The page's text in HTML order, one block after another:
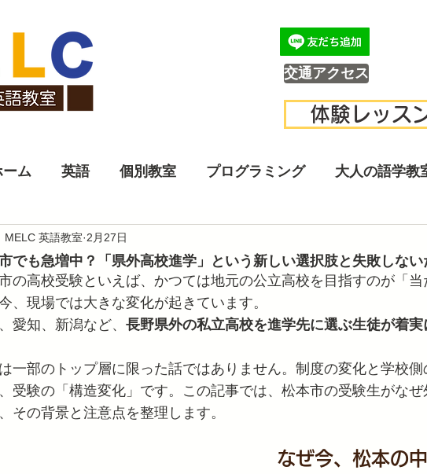
交通アクセス
体験レッス
ーム 英語 個別教室 プログラミング 大人の語学教
でも急増中？「県外高校進学」という新しい選択肢と失敗しな
MELC 英語教室 2月27日
の高校受験といえば、かつては地元の公立高校を目指すのが「当
、現場では大きな変化が起きています。
愛知、新潟など、 長野県外の私立高校を進学先に選ぶ生徒が着
一部のトップ層に限った話ではありません。制度の変化と学校側
受験の「構造変化」です。この記事では、松本市の受験生がな
その背景と注意点を整理します。
なぜ今、松本の